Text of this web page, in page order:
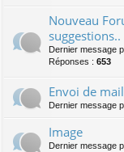
Nouveau
suggestions..
Dernier message
Réponses : 653
Envoi de
Dernier message
Image
Dernier message